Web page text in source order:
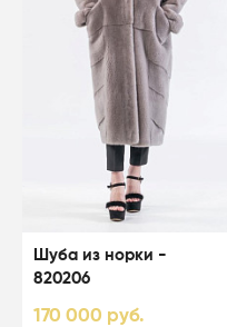
Шуба из норки -
820206
170 000 руб.